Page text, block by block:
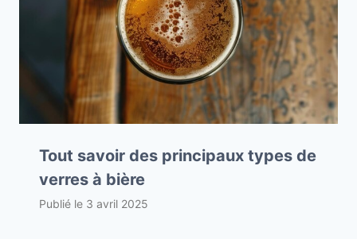
Tout savoir des principaux types de
verres à bière
Publié le 3 avril 2025